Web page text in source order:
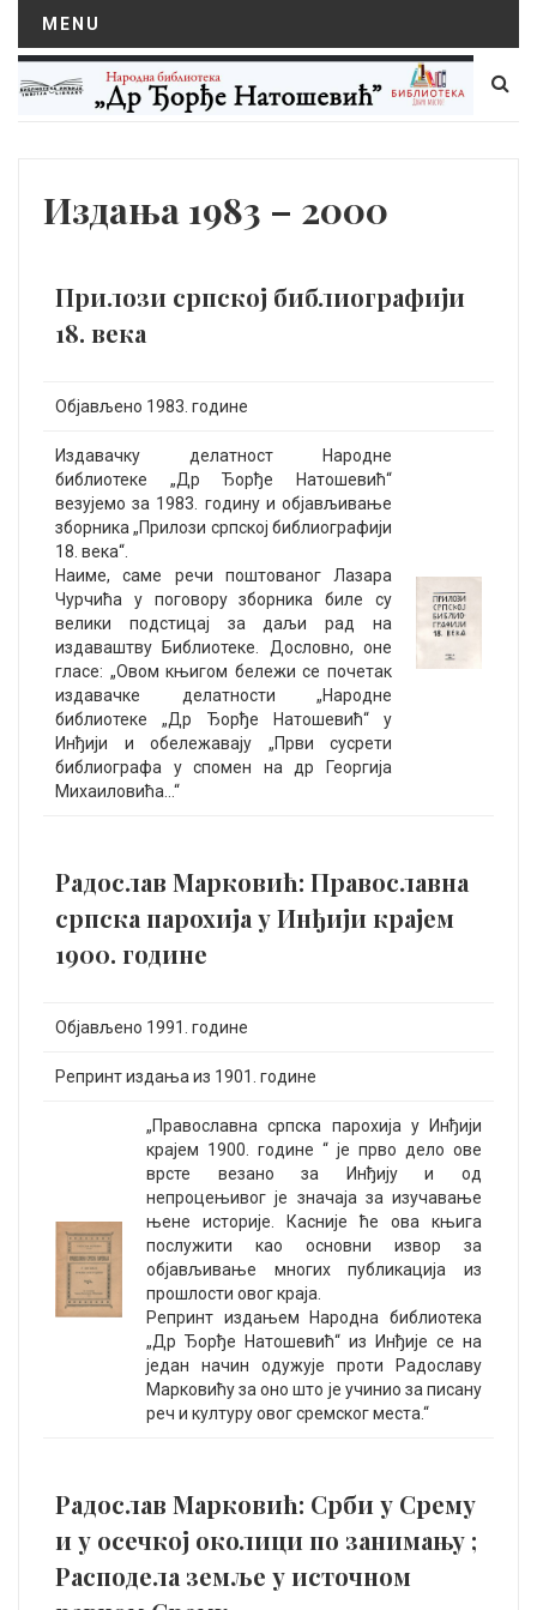
MENU
Издања 1983 – 2000
Прилози српској библиографији
18. века
Објављено 1983. године
Издавачку делатност Народне
библиотеке „Др Ђорђе Натошевић“
везујемо за 1983. годину и објављивање
зборника „Прилози српској библиографији
18. века“.
Наиме, саме речи поштованог Лазара
Чурчића у поговору зборника биле су
велики подстицај за даљи рад на
издаваштву Библиотеке. Дословно, оне
гласе: „Овом књигом бележи се почетак
издавачке делатности „Народне
библиотеке „Др Ђорђе Натошевић“ у
Инђији и обeлежавају „Први сусрети
библиографа у спомен на др Георгија
Михаиловића…“
Радослав Марковић: Православна
српска парохија у Инђији крајем
1900. године
Објављено 1991. године
Репринт издања из 1901. године
„Православна српска парохија у Инђији
крајем 1900. године “ је прво дело ове
врсте везано за Инђију и од
непроцењивог је значаја за изучавање
њене историје. Касније ће ова књига
послужити као основни извор за
објављивање многих публикација из
прошлости овог краја.
Репринт издањем Народна библиотека
„Др Ђорђе Натошевић“ из Инђије се на
један начин одужује проти Радославу
Марковићу за оно што је учинио за писану
реч и културу овог сремског места.“
Радослав Марковић: Срби у Срему
и у осечкој околици по занимању ;
Расподела земље у источном